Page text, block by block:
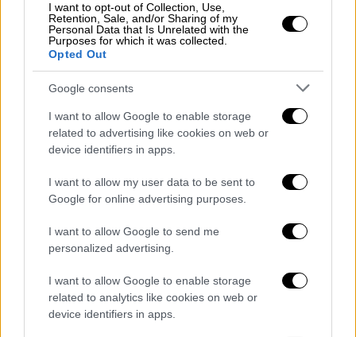
I want to opt-out of Collection, Use,
Retention, Sale, and/or Sharing of my
Personal Data that Is Unrelated with the
Purposes for which it was collected.
Opted Out
Google consents
I want to allow Google to enable storage
related to advertising like cookies on web or
device identifiers in apps.
I want to allow my user data to be sent to
Google for online advertising purposes.
I want to allow Google to send me
personalized advertising.
I want to allow Google to enable storage
related to analytics like cookies on web or
device identifiers in apps.
Ο υπουργός Προστασίας του Πολίτη
Μιχάλης Χρυσοχοϊδηςέχει αποφασίσει να
αντικατασταθεί
ΕΛ.ΑΣ.,Λάζαρος Μαυρόπουλοςαλλά και οι
υπόλοιποι 4 αντιστράτηγοι
που βρίσκονται
στην κορυφή τηςιεραρχίας .
Κατά πληροφορίες νέος αρχηγός της
θα αναλάβει ο επικεφαλής του Κλάδου
Αλλοδαπών και Προστασίας Συνόρων,
Δημήτρης Μαλλιός
, ενώ αναμένεται να
προαχθεί και οΠασχάλης Συριτούδης στη
θέση του υπαρχηγού.
Ο ΕπιτελάρχηςΑστέριος Μαντζιώκα ς θα
προαχθεί σεΑττικάρχη. Επιθεωρητής